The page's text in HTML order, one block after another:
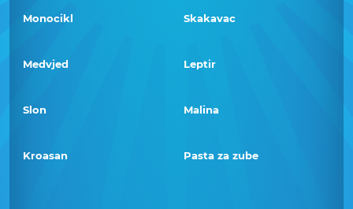
Monocikl Skakavac
Medvjed Leptir
Slon Malina
Kroasan Pasta za zube